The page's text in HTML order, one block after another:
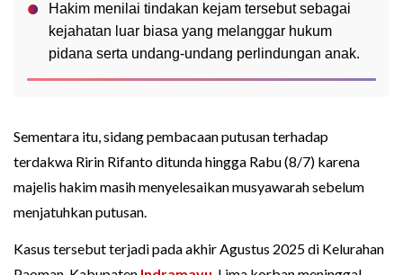
Hakim menilai tindakan kejam tersebut sebagai
kejahatan luar biasa yang melanggar hukum
pidana serta undang-undang perlindungan anak.
Sementara itu, sidang pembacaan putusan terhadap
terdakwa Ririn Rifanto ditunda hingga Rabu (8/7) karena
majelis hakim masih menyelesaikan musyawarah sebelum
menjatuhkan putusan.
Kasus tersebut terjadi pada akhir Agustus 2025 di Kelurahan